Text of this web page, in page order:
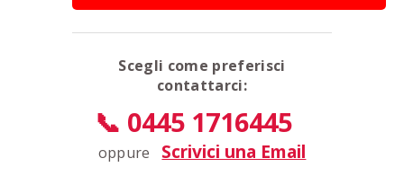
Scegli come preferisci
contattarci:
📞 0445 1716445
oppure Scrivici una Email